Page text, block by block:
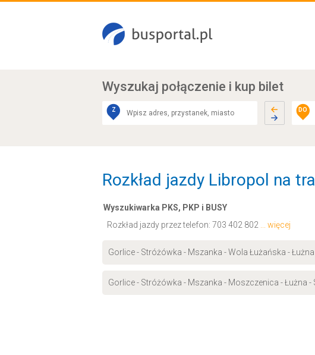
Wyszukaj połączenie i kup bilet
Z DO
Rozkład jazdy Libropol na
Wyszukiwarka PKS, PKP i BUSY
Rozkład jazdy przez telefon: 703 402 802 ... więcej
Gorlice - Stróżówka - Mszanka - Wola Łużańska -
Gorlice - Stróżówka - Mszanka - Moszczenica - Łużna